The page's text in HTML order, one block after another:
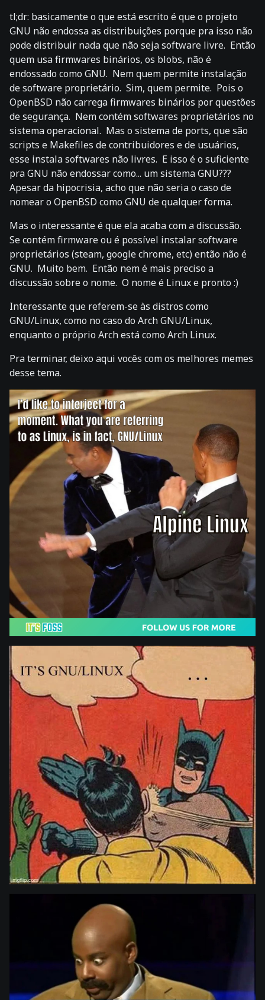
tl;dr: basicamente o que está escrito é que o projeto
GNU não endossa as distribuições porque pra isso não
pode distribuir nada que não seja software livre. Então
quem usa firmwares binários, os blobs, não é
endossado como GNU. Nem quem permite instalação
de software proprietário. Sim, quem permite. Pois o
OpenBSD não carrega firmwares binários por questões
de segurança. Nem contém softwares proprietários no
sistema operacional. Mas o sistema de ports, que são
scripts e Makefiles de contribuidores e de usuários,
esse instala softwares não livres. E isso é o suficiente
pra GNU não endossar como... um sistema GNU???
Apesar da hipocrisia, acho que não seria o caso de
nomear o OpenBSD como GNU de qualquer forma.
Mas o interessante é que ela acaba com a discussão.
Se contém firmware ou é possível instalar software
proprietários (steam, google chrome, etc) então não é
GNU. Muito bem. Então nem é mais preciso a
discussão sobre o nome. O nome é Linux e pronto :)
Interessante que referem-se às distros como
GNU/Linux, como no caso do Arch GNU/Linux,
enquanto o próprio Arch está como Arch Linux.
Pra terminar, deixo aqui vocês com os melhores memes
desse tema.